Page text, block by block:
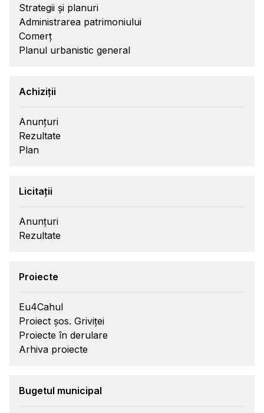
Strategii și planuri
Administrarea patrimoniului
Comerț
Planul urbanistic general
Achiziții
Anunțuri
Rezultate
Plan
Licitații
Anunțuri
Rezultate
Proiecte
Eu4Cahul
Proiect șos. Griviței
Proiecte în derulare
Arhiva proiecte
Bugetul municipal